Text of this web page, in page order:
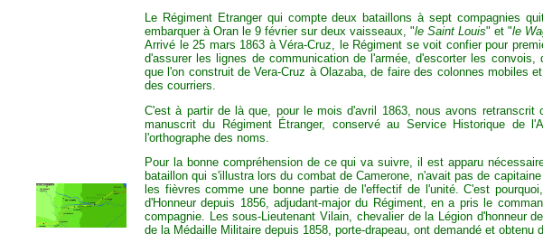
Le Régiment Etranger qui compte deux bataillons à sept compagnies
embarquer à Oran le 9 février sur deux vaisseaux, "le Saint Louis" et "le
Arrivé le 25 mars 1863 à Véra-Cruz, le Régiment se voit confier pour
d'assurer les lignes de communication de l'armée, d'escorter les
que l'on construit de Vera-Cruz à Olazaba, de faire des colonnes mobiles
des courriers.
C'est à partir de là que, pour le mois d'avril 1863, nous avons
manuscrit du Régiment Étranger, conservé au Service Historique de
l'orthographe des noms.
Pour la bonne compréhension de ce qui va suivre, il est apparu
bataillon qui s'illustra lors du combat de Camerone, n'avait pas de
les fièvres comme une bonne partie de l'effectif de l'unité. C'est
d'Honneur depuis 1856, adjudant-major du Régiment, en a pris le
compagnie. Les sous-Lieutenant Vilain, chevalier de la Légion d'honneur
de la Médaille Militaire depuis 1858, porte-drapeau, ont demandé et obtenu